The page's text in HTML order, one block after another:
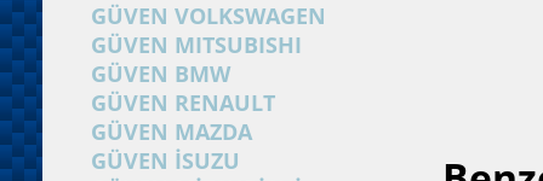
GÜVEN VOLKSWAGEN
GÜVEN MITSUBISHI
GÜVEN BMW
GÜVEN RENAULT
GÜVEN MAZDA
GÜVEN İSUZU